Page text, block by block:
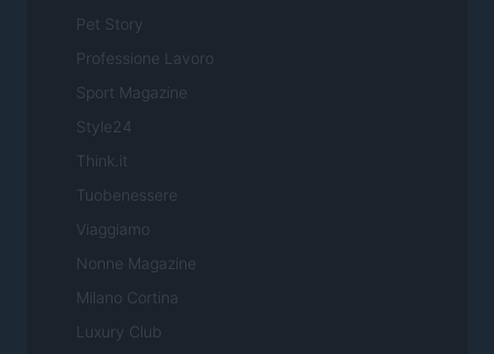
Pet Story
Professione Lavoro
Sport Magazine
Style24
Think.it
Tuobenessere
Viaggiamo
Nonne Magazine
Milano Cortina
Luxury Club